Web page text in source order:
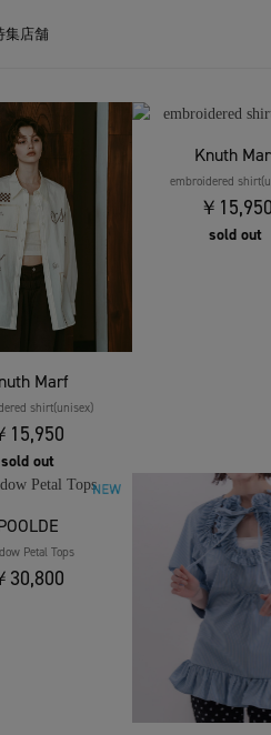
集店舗
Marf
shirt(unisex)
15,950
sold out
Knuth
embroidered
￥15,950
sold out
Petal Tops
30,800